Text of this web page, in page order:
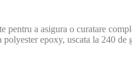
a asigura o curatare
epoxy, uscata la 240 de